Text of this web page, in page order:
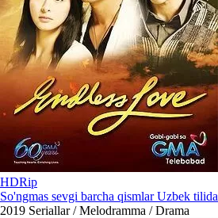
HDRip
So'ngmas sevgi barcha qismlar Uzbek tilida
2019 Seriallar / Melodramma / Drama